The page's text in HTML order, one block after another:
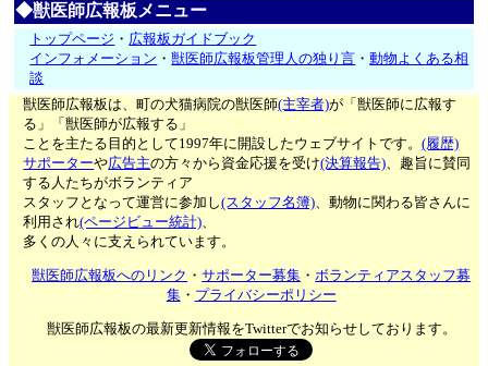
◆獣医師広報板メニュー
トップページ ・ 広報板ガイドブック
インフォメーション ・獣医師広報板管理人の独り言 ・動物よくある相
談
獣医師広報板は、町の犬猫病院の獣医師(主宰者)が「獣医師に広報す
る」「獣医師が広報する」
ことを主たる目的として1997年に開設したウェブサイトです。(履歴)
サポーターや広告主の方々から資金応援を受け(決算報告)、趣旨に賛同
する人たちがボランティア
スタッフとなって運営に参加し(スタッフ名簿)、動物に関わる皆さんに
利用され(ページビュー統計)、
多くの人々に支えられています。
獣医師広報板へのリンク ・サポーター募集 ・ボランティアスタッフ募
集・ プライバシーポリシー
獣医師広報板の最新更新情報をTwitterでお知らせしております。